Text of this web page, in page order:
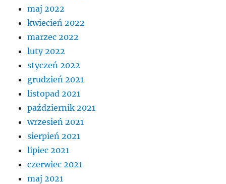
maj 2022
kwiecień 2022
marzec 2022
luty 2022
styczeń 2022
grudzień 2021
listopad 2021
październik 2021
wrzesień 2021
sierpień 2021
lipiec 2021
czerwiec 2021
maj 2021